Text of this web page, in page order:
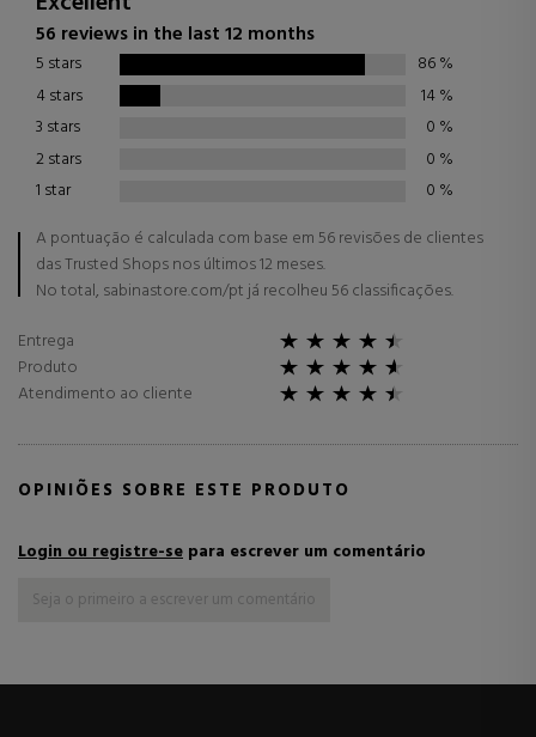
56 reviews in the last 12 months
5 stars 86%
4 stars
14%
3 stars
0 %
2 stars
0 %
1 star
0 %
A pontuação é calculada com base em 56 revisões de clientes
das Trusted Shops nos últimos 12 meses.
No total, sabinastore.com/pt já recolheu 56 classificações.
Entrega
Produto
Atendimento ao cliente
OPINIÕES SOBRE ESTE PRODUTO
Login ou registre-se para escrever um comentário
Seja o primeiro a escrever um comentário